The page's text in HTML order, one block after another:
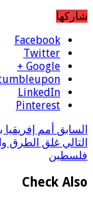
شاركها
Facebook
Twitter
Google +
LinkedIn
Pinterest
السابق أمم إفريقيا
التالي غلق الطرق
فلسطين
Check Also